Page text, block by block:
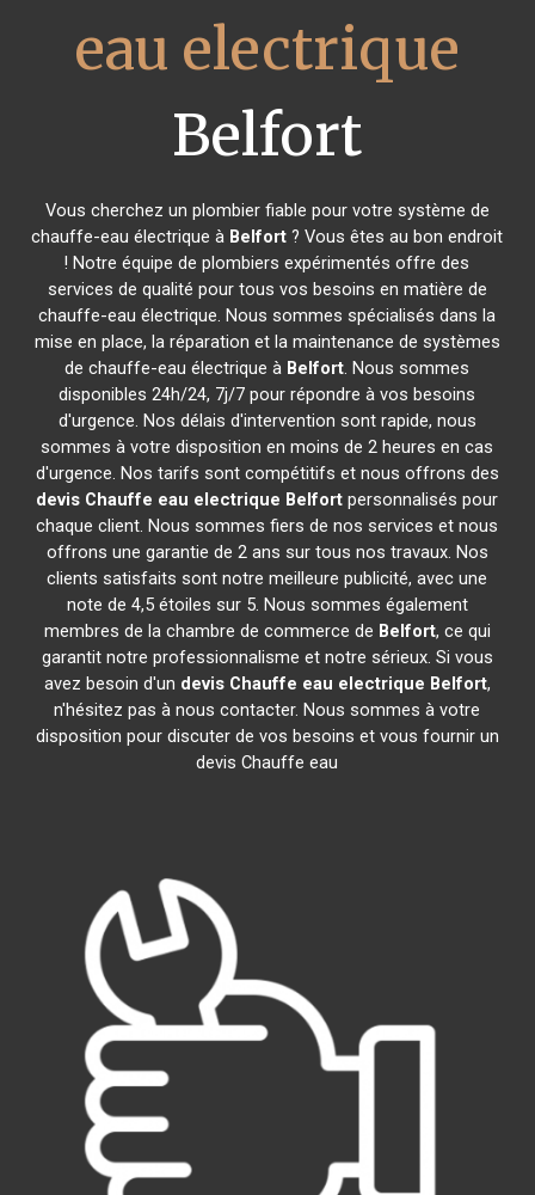
eau electrique
Belfort
Vous cherchez un plombier fiable pour votre système de
chauffe-eau électrique à Belfort ? Vous êtes au bon endroit
! Notre équipe de plombiers expérimentés offre des
services de qualité pour tous vos besoins en matière de
chauffe-eau électrique. Nous sommes spécialisés dans la
mise en place, la réparation et la maintenance de systèmes
de chauffe-eau électrique à Belfort. Nous sommes
disponibles 24h/24, 7j/7 pour répondre à vos besoins
d'urgence. Nos délais d'intervention sont rapide, nous
sommes à votre disposition en moins de 2 heures en cas
d'urgence. Nos tarifs sont compétitifs et nous offrons des
devis Chauffe eau electrique Belfort personnalisés pour
chaque client. Nous sommes fiers de nos services et nous
offrons une garantie de 2 ans sur tous nos travaux. Nos
clients satisfaits sont notre meilleure publicité, avec une
note de 4,5 étoiles sur 5. Nous sommes également
membres de la chambre de commerce de Belfort, ce qui
garantit notre professionnalisme et notre sérieux. Si vous
avez besoin d'un devis Chauffe eau electrique Belfort,
n'hésitez pas à nous contacter. Nous sommes à votre
disposition pour discuter de vos besoins et vous fournir un
devis Chauffe eau